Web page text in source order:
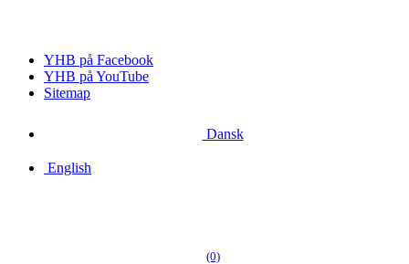
YHB på Facebook
YHB på YouTube
Sitemap
Dansk
English
(0)